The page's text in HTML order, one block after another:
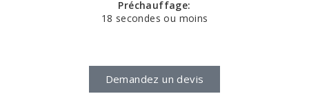
Préchauffage:
18 secondes ou moins
Demandez un devis